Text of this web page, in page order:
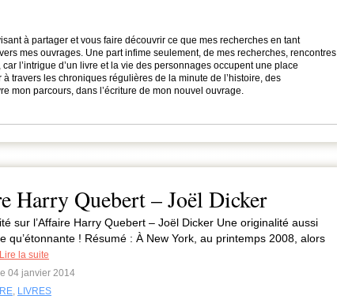
à partager et vous faire découvrir ce que mes recherches en tant
mes ouvrages. Une part infime seulement, de mes recherches, rencontres
l’intrigue d’un livre et la vie des personnages occupent une place
travers les chroniques régulières de la minute de l’histoire, des
mon parcours, dans l’écriture de mon nouvel ouvrage.
Harry Quebert – Joël Dicker
sur l’Affaire Harry Quebert – Joël Dicker Une originalité aussi
qu’étonnante ! Résumé : À New York, au printemps 2008, alors
Lire la suite
04 janvier 2014
, LIVRES